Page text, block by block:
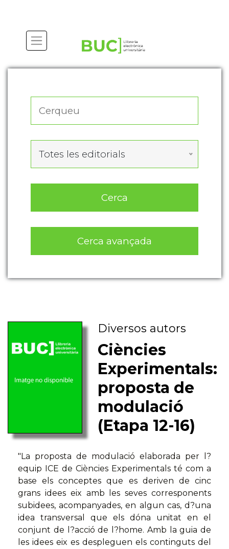
Totes les editorials
Cerca
Cerca avançada
Diversos autors
Ciències
Experimentals:
proposta de
modulació
(Etapa 12-16)
"La proposta de modulació elaborada per l?
equip ICE de Ciències Experimentals té com a
base els conceptes que es deriven de cinc
grans idees eix amb les seves corresponents
subidees, acompanyades, en algun cas, d?una
idea transversal que els dóna unitat en el
conjunt de l?acció de l?home. Amb la guia de
les idees eix es despleguen els continguts del